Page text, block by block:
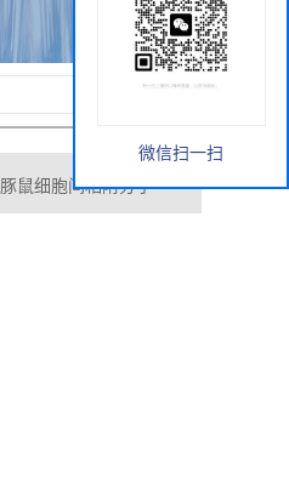
豚鼠细胞间粘附分子
微信扫一扫